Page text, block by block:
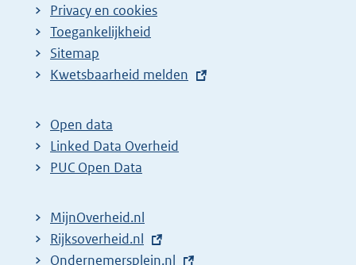
Privacy en cookies
Toegankelijkheid
Sitemap
E
t
e
r
l
i
Kwetsbaarheid melden
Open data
Linked Data Overheid
PUC Open Data
MijnOverheid.nl
E
x
Rijksoverheid.nl
E
Ondernemersplein.nl